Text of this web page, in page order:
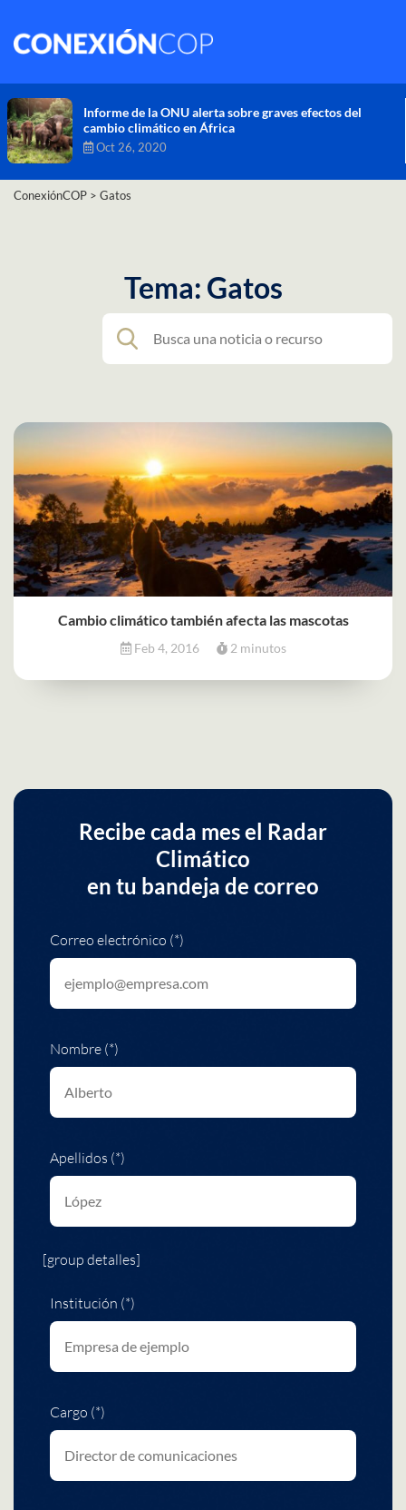
Comisión de Alto Nivel de Cambio Climático aprueba
nueva ambición climática del Perú
Dic 16, 2020
ConexiónCOP > Gatos
Tema: Gatos
Cambio climático también afecta las mascotas
Feb 4, 2016 2 minutos
Recibe cada mes el Radar
Climático
en tu bandeja de correo
Correo electrónico (*)
Nombre (*)
Apellidos (*)
[group detalles]
Institución (*)
Cargo (*)